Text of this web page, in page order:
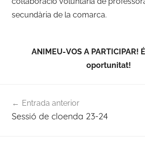
secundària de la comarca.
ANIMEU-VOS A PARTICIPAR!
oportunitat!
d'entrades
Entrada anterior
Sessió de cloenda 23-24